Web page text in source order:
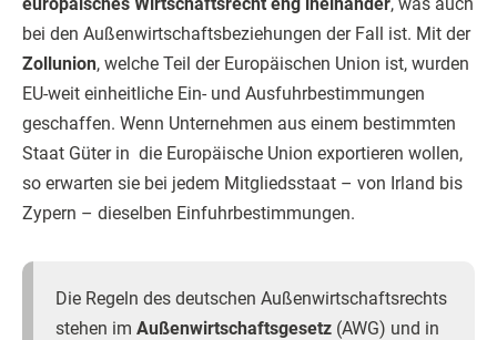
bei den Außenwirtschaftsbeziehungen der Fall ist. Mit der
Zollunion, welche Teil der Europäischen Union ist, wurden
EU-weit einheitliche Ein- und Ausfuhrbestimmungen
geschaffen. Wenn Unternehmen aus einem bestimmten
Staat Güter in die Europäische Union exportieren wollen,
so erwarten sie bei jedem Mitgliedsstaat – von Irland bis
Zypern – dieselben Einfuhrbestimmungen.
Die Regeln des deutschen Außenwirtschaftsrechts
stehen im Außenwirtschaftsgesetz (AWG) und in